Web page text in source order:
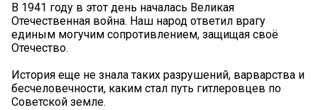
В 1941 году в этот день началась Великая
Отечественная война. Наш народ ответил врагу
единым могучим сопротивлением, защищая своё
Отечество.
История еще не знала таких разрушений, варварства и
бесчеловечности, каким стал путь гитлеровцев по
Советской земле.